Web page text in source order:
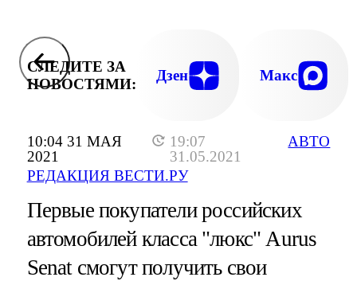
10:04 31 МАЯ
2021
19:07
31.05.2021
РЕДАКЦИЯ ВЕСТИ.РУ
АВТО
СЛЕДИТЕ ЗА
НОВОСТЯМИ:
Дзен Макс
Первые покупатели российских
автомобилей класса "люкс" Aurus
Senat смогут получить свои